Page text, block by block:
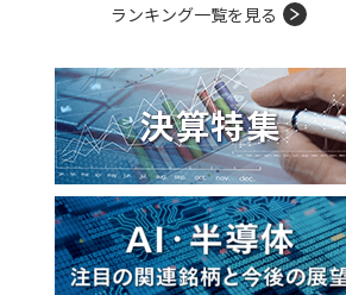
ランキング一覧を見る